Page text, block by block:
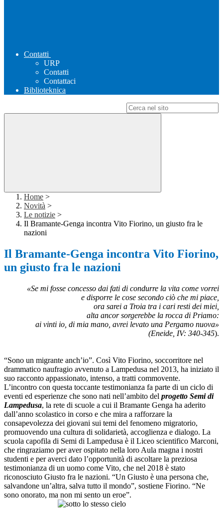
Contatti
URP
Contatti
Contattaci
Biblioteknica
Home >
Novità >
Le notizie >
Il Bramante-Genga incontra Vito Fiorino, un giusto fra le
nazioni
Il Bramante-Genga incontra Vito Fiorino,
un giusto fra le nazioni
«Se mi fosse concesso dai fati di condurre la vita come vorrei
e disporre le cose secondo ciò che mi piace,
ora sarei a Troia tra i cari resti dei miei,
alta ancor sorgerebbe la rocca di Priamo:
ai vinti io, di mia mano, avrei levato una Pergamo nuova»
(Eneide, IV: 340-345).
“Sono un migrante anch’io”. Così Vito Fiorino, soccorritore nel
drammatico naufragio avvenuto a Lampedusa nel 2013, ha iniziato il
suo racconto appassionato, intenso, a tratti commovente.
L’incontro con questa toccante testimonianza fa parte di un ciclo di
eventi ed esperienze che sono nati nell’ambito del progetto Semi di
Lampedusa, la rete di scuole a cui il Bramante Genga ha aderito
dall’anno scolastico in corso e che mira a rafforzare la
consapevolezza dei giovani sui temi del fenomeno migratorio,
promuovendo una cultura di solidarietà, accoglienza e dialogo. La
scuola capofila di Semi di Lampedusa è il Liceo scientifico Marconi,
che ringraziamo per aver ospitato nella loro Aula magna i nostri
studenti e per averci dato l’opportunità di ascoltare la preziosa
testimonianza di un uomo come Vito, che nel 2018 è stato
riconosciuto Giusto fra le nazioni. “Un Giusto è una persona che,
salvandone un’altra, salva tutto il mondo”, sostiene Fiorino. “Ne
sono onorato, ma non mi sento un eroe”.